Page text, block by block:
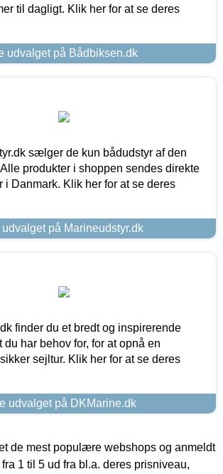
til dagligt. Klik her for at se deres
udvalget på Bådbiksen.dk
sælger de kun bådudstyr af den
produkter i shoppen sendes direkte
i Danmark. Klik her for at se deres
udvalget på Marineudstyr.dk
finder du et bredt og inspirerende
du har behov for, for at opnå en
sejltur. Klik her for at se deres
udvalget på DKMarine.dk
de mest populære webshops og anmeldt
1 til 5 ud fra bl.a. deres prisniveau,